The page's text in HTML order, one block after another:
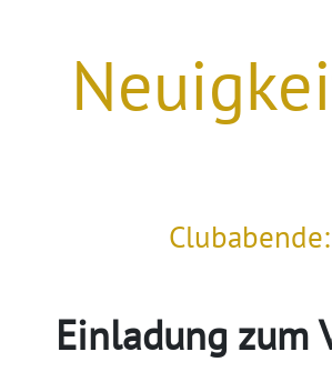
Clubabende:
Einladung zum